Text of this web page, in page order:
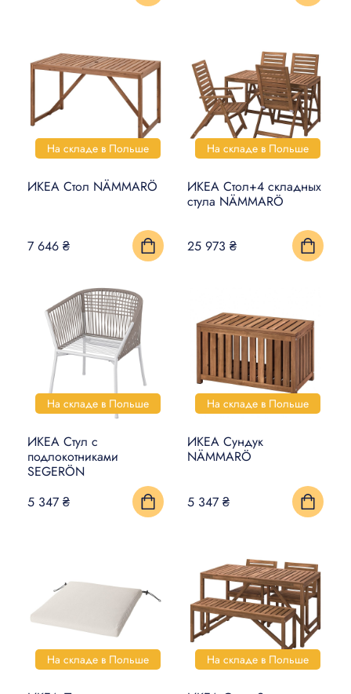
На складе в Польше
ИКЕА Стол NÄMMARÖ
7 646 ₴
На складе в Польше
ИКЕА Стол+4 складных
стула NÄMMARÖ
25 973 ₴
На складе в Польше
ИКЕА Стул с
подлокотниками
SEGERÖN
5 347 ₴
На складе в Польше
ИКЕА Сундук
NÄMMARÖ
5 347 ₴
На складе в Польше На складе в Польше